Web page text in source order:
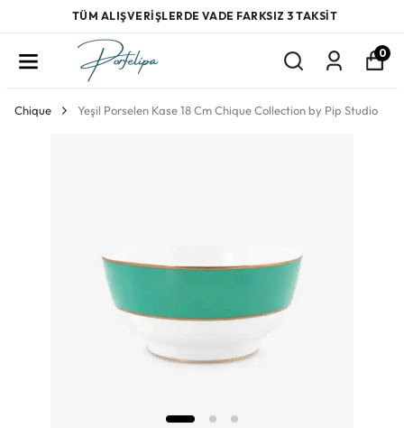
TÜM ALIŞVERİŞLERDE VADE FARKSIZ 3 TAKSİT
0
Chique Yeşil Porselen Kase 18 Cm Chique Collection by Pip Studio